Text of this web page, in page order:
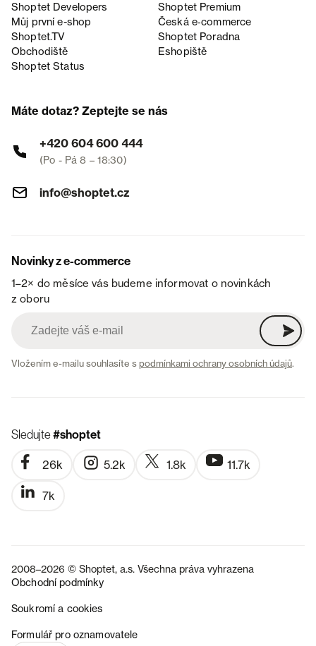
Shoptet Developers
Shoptet Premium
Můj první e-shop
Česká e‑commerce
Shoptet.TV
Shoptet Poradna
Obchodiště
Eshopiště
Shoptet Status
Máte dotaz? Zeptejte se nás
+420 604 600 444
(Po - Pá 8 – 18:30)
info@shoptet.cz
Novinky z e-commerce
1–2× do měsíce vás budeme informovat o novinkách
z oboru
Vložením e-mailu souhlasíte spodmínkami ochrany osobních údajů.
Sledujte#shoptet
26k 5.2k 1.8k 11.7k
7k
2008–2026 © Shoptet, a.s. Všechna práva vyhrazena
Obchodní podmínky
Soukromí a cookies
Formulář pro oznamovatele